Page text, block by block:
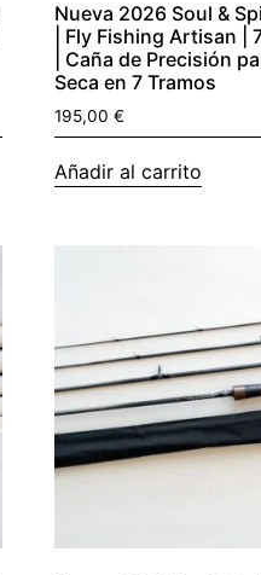
Nueva 2026 Soul &
| Fly Fishing Artisan |
| Caña de Precisión
Seca en 7 Tramos
195,00€
Añadir al carrito